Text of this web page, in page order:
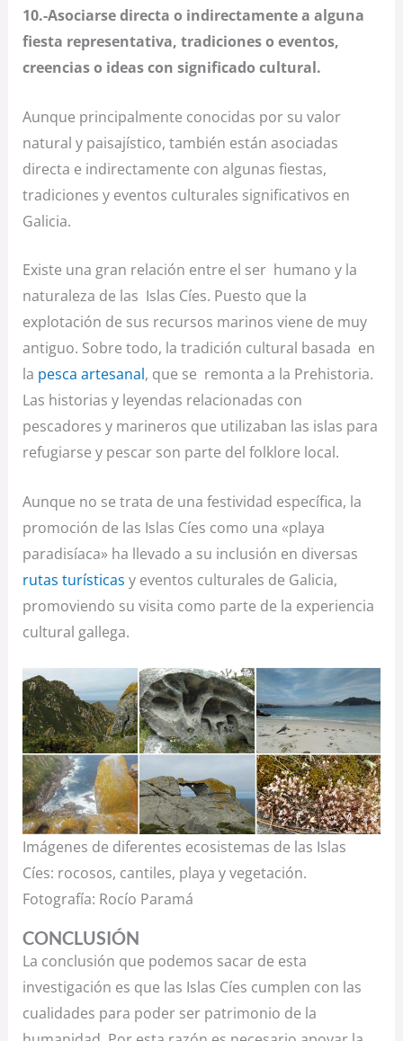
10.-Asociarse directa o indirectamente a alguna
fiesta representativa, tradiciones o eventos,
creencias o ideas con significado cultural.
Aunque principalmente conocidas por su valor
natural y paisajístico, también están asociadas
directa e indirectamente con algunas fiestas,
tradiciones y eventos culturales significativos en
Galicia.
Existe una gran relación entre el ser humano y la
naturaleza de las Islas Cíes. Puesto que la
explotación de sus recursos marinos viene de muy
antiguo. Sobre todo, la tradición cultural basada en
la pesca artesanal, que se remonta a la Prehistoria.
Las historias y leyendas relacionadas con
pescadores y marineros que utilizaban las islas para
refugiarse y pescar son parte del folklore local.
Aunque no se trata de una festividad específica, la
promoción de las Islas Cíes como una «playa
paradisíaca» ha llevado a su inclusión en diversas
rutas turísticas y eventos culturales de Galicia,
promoviendo su visita como parte de la experiencia
cultural gallega.
Imágenes de diferentes ecosistemas de las Islas
Cíes: rocosos, cantiles, playa y vegetación.
Fotografía: Rocío Paramá
CONCLUSIÓN
La conclusión que podemos sacar de esta
investigación es que las Islas Cíes cumplen con las
cualidades para poder ser patrimonio de la